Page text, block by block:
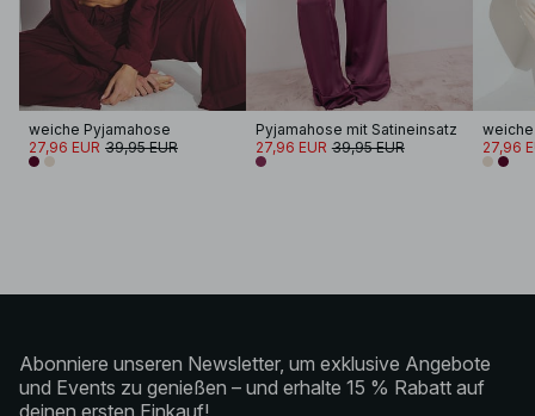
weiche Pyjamahose
27,96 EUR 39,95 EUR
Pyjamahose mit Satineinsatz
27,96 EUR 39,95 EUR
27,96
Abonniere unseren Newsletter, um exklusive Angebote
und Events zu genießen – und erhalte 15 % Rabatt auf
deinen ersten Einkauf!